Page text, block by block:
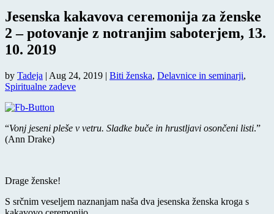
Jesenska kakavova ceremonija za ženske
2 – potovanje z notranjim saboterjem, 13.
10. 2019
by Tadeja | Aug 24, 2019 | Biti ženska, Delavnice in seminarji,
Spiritualne zadeve
“Vonj jeseni pleše v vetru. Sladke buče in hrustljavi osončeni listi.”
(Ann Drake)
Drage ženske!
S srčnim veseljem naznanjam naša dva jesenska ženska kroga s